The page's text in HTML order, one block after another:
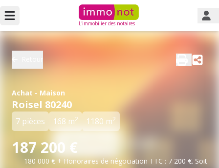
L'immobilier des notaires
Achat - Maison
Roisel 80240
7 pièces 168 m2 1180 m2
187 200 €
180 000 € + Honoraires de négociation TTC : 7 200 €. Soit